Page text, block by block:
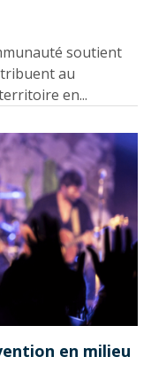
soutient
au
en...
en milieu